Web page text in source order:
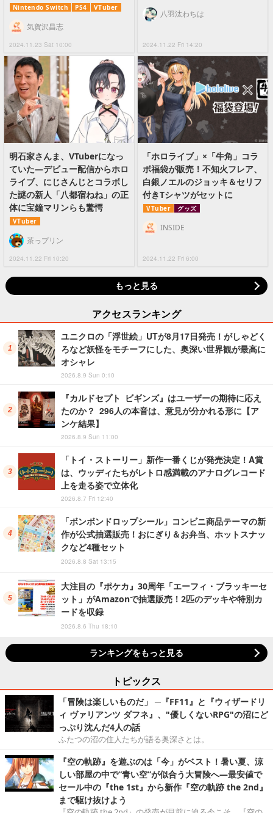
Nintendo Switch PS4 VTuber
2024.11.23 Sat 10:00
気賀沢昌志
2024.11.22 Fri 14:20
八羽汰わちは
明石家さんま、VTuberになっ
ていた―デビュー配信からホロ
ライブ、にじさんじとコラボし
た謎の新人「八都宿ねね」の正
体に宝鐘マリンらも驚愕
VTuber
2024.11.22 Fri 10:20
茶っプリン
「ホロライブ」×「牛角」コラ
ボ福袋が販売！不知火フレア、
白銀ノエルのジョッキ＆セリフ
付きTシャツがセットに
VTuber グッズ
2024.11.22 Fri 6:00
INSIDE
もっと見る
アクセスランキング
ユニクロの「浮世絵」UTが8月17日発売！がしゃどく
ろなど妖怪をモチーフにした、奥深い世界観が最高に
オシャレ
2026.8.9 Sun 0:10
『カルドセプト ビギンズ』はユーザーの期待に応え
たのか？ 296人の本音は、意見が分かれる形に【ア
ンケ結果】
2026.8.9 Sun 11:00
「トイ・ストーリー」新作一番くじが発売決定！A賞
は、ウッディたちがレトロ感満載のアナログレコード
上を走る姿で立体化
2026.8.7 Fri 12:40
「ボンボンドロップシール」コンビニ商品テーマの新
作が公式抽選販売！おにぎり＆お弁当、ホットスナッ
クなど4種セット
2026.8.8 Sat 13:15
大注目の『ポケカ』30周年「エーフィ・ブラッキーセ
ット」がAmazonで抽選販売！2匹のデッキや特別カ
ードを収録
2026.8.6 Thu 18:10
ランキングをもっと見る
トピックス
「冒険は楽しいものだ」 ─『FF11』と『ウィザードリ
ィ ヴァリアンツ ダフネ』、"優しくないRPG"の沼にど
っぷり沈んだ4人の話
ふたつの沼の住人たちが語る奥深さとは。
『空の軌跡』を遊ぶのは「今」がベスト！暑い夏、涼
しい部屋の中で“青い空”が似合う大冒険へ―最安値で
セール中の『the 1st』から新作『空の軌跡 the 2nd』
まで駆け抜けよう